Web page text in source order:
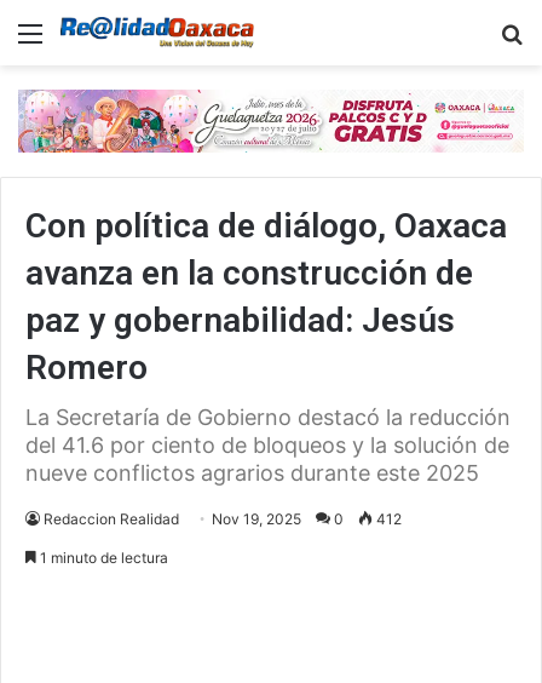
Menu
Con política de diálogo, Oaxaca
avanza en la construcción de
paz y gobernabilidad: Jesús
Romero
La Secretaría de Gobierno destacó la reducción
del 41.6 por ciento de bloqueos y la solución de
nueve conflictos agrarios durante este 2025
Redaccion Realidad Nov 19, 2025 0 412
1 minuto de lectura